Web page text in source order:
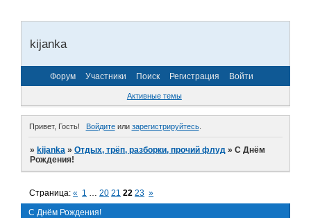
kijanka
Форум Участники Поиск Регистрация Войти
Активные темы
Привет, Гость! Войдитеили зарегистрируйтесь.
»kijanka »Отдых, трёп, разборки, прочий флуд »С Днём
Рождения!
С Днём Рождения!
Страница:« 1 … 20 21 22 23 »